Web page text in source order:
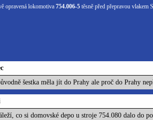
opravená lokomotiva 754.006-5 těsně před přepravou vlakem
šestka měla jít do Prahy ale proč do Prahy
co si domovské depo u stroje 754.080 dalo do